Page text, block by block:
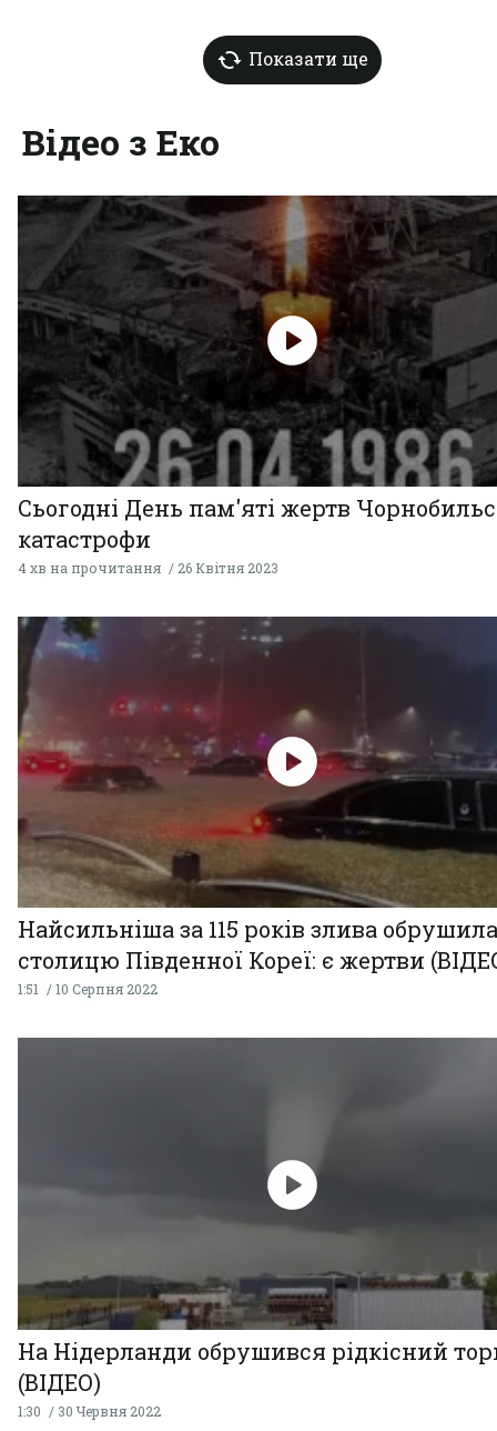
Показати ще
Відео з Еко
Сьогодні День пам'яті жертв
катастрофи
4 хв на прочитання 26 Квітня 2023
Найсильніша за 115 років злива
столицю Південної Кореї: є жертви
1:51 10 Серпня 2022
На Нідерланди обрушився рідкісний
(ВІДЕО)
1:30 30 Червня 2022